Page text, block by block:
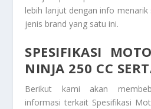
lebih lanjut dengan info
jenis brand yang satu ini.
SPESIFIKASI
NINJA 250 CC
Berikut kami akan
informasi terkait Spesifikasi